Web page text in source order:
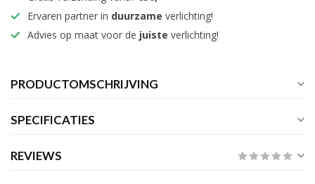
Ervaren partner in duurzame verlichting!
Advies op maat voor de juiste verlichting!
PRODUCTOMSCHRIJVING
SPECIFICATIES
REVIEWS